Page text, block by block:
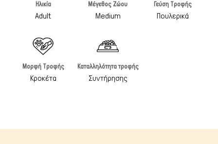
Πτηνά
Ηλικία
Adult
Μέγεθος Ζώου
Medium
Γεύση Τροφής
Πουλερικά
Μορφή Τροφής
Κροκέτα
Καταλληλότητα τροφής
Συντήρησης